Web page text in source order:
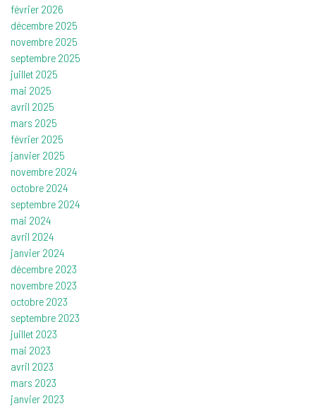
février 2026
décembre 2025
novembre 2025
septembre 2025
juillet 2025
mai 2025
avril 2025
mars 2025
février 2025
janvier 2025
novembre 2024
octobre 2024
septembre 2024
mai 2024
avril 2024
janvier 2024
décembre 2023
novembre 2023
octobre 2023
septembre 2023
juillet 2023
mai 2023
avril 2023
mars 2023
janvier 2023